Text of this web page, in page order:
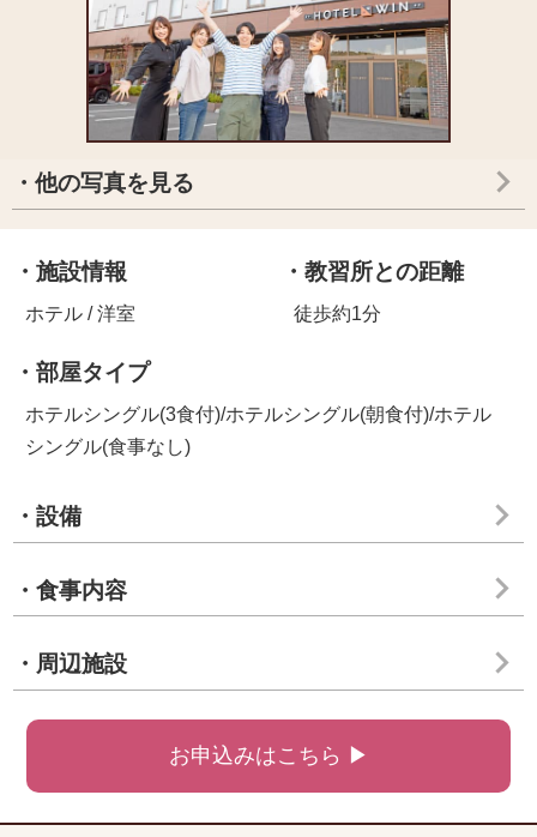
・他の写真を見る
・施設情報
ホテル / 洋室
・教習所との距離
徒歩約1分
・部屋タイプ
ホテルシングル(3食付)/ホテルシングル(朝食付)/ホテル
シングル(食事なし)
・設備
・食事内容
・周辺施設
お申込みはこちら ▶